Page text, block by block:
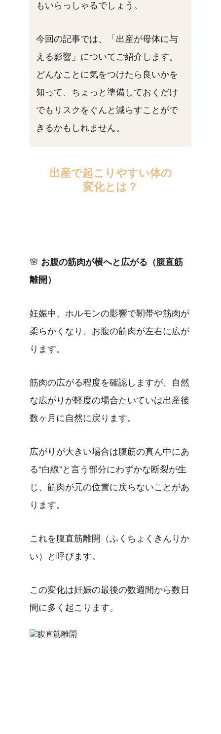
もいらっしゃるでしょう。
今回の記事では、「出産が母体に与
える影響」についてご紹介します。
どんなことに気をつけたら良いかを
知って、ちょっと準備しておくだけ
でもリスクをぐんと減らすことがで
きるかもしれません。
出産で起こりやすい体の
変化とは？
🌸 お腹の筋肉が横へと広がる（腹直筋
離開）
妊娠中、ホルモンの影響で靭帯や筋肉が
柔らかくなり、お腹の筋肉が左右に広が
ります。
筋肉の広がる程度を確認しますが、自然
な広がりが軽度の場合たいていは出産後
数ヶ月に自然に戻ります。
広がりが大きい場合は腹筋の真ん中にあ
る“白線”と言う部分にわずかな断裂が生
じ、筋肉が元の位置に戻らないことがあ
ります。
これを腹直筋離開（ふくちょくきんりか
い）と呼びます。
この変化は妊娠の最後の数週間から数日
間に多く起こります。